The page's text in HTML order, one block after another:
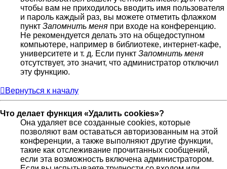
чтобы вам не приходилось вводить имя пользователя
и пароль каждый раз, вы можете отметить флажком
пункт Запомнить меня при входе на конференцию.
Не рекомендуется делать это на общедоступном
компьютере, например в библиотеке, интернет-кафе,
университете и т. д. Если пункт Запомнить меня
отсутствует, это значит, что администратор отключил
эту функцию.
Вернуться к началу
Что делает функция «Удалить cookies»?
Она удаляет все созданные cookies, которые
позволяют вам оставаться авторизованным на этой
конференции, а также выполняют другие функции,
такие как отслеживание прочитанных сообщений,
если эта возможность включена администратором.